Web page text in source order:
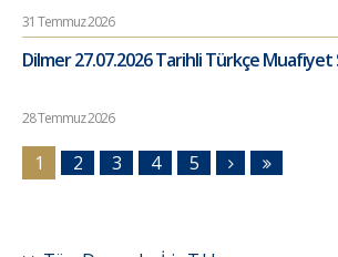
31 Temmuz 2026
Dilmer 27.07.2026 Tarihli Türkçe Muafiyet
28 Temmuz 2026
1 2 3 4 5